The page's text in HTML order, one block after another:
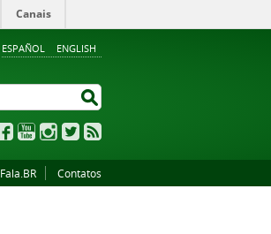
ESPAÑOL ENGLISH
Canais
FacebookYouTubeInstagram
Twitter
Fala.BR Contatos